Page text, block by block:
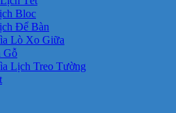
Bloc
Để Bàn
Lò Xo Giữa
Gỗ
Lịch Treo Tường